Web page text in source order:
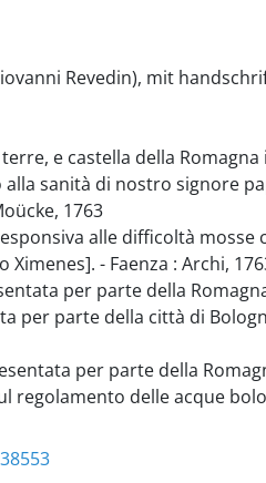
Revedin), mit
e castella della Romagna
sanità di nostro signore
1763
alle difficoltà mosse
- Faenza : Archi,
per parte della
per parte della città di
per parte della
regolamento delle acque